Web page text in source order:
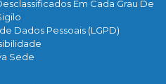
Em Cada Grau De
Dados Pessoais (LGPD)
Sede